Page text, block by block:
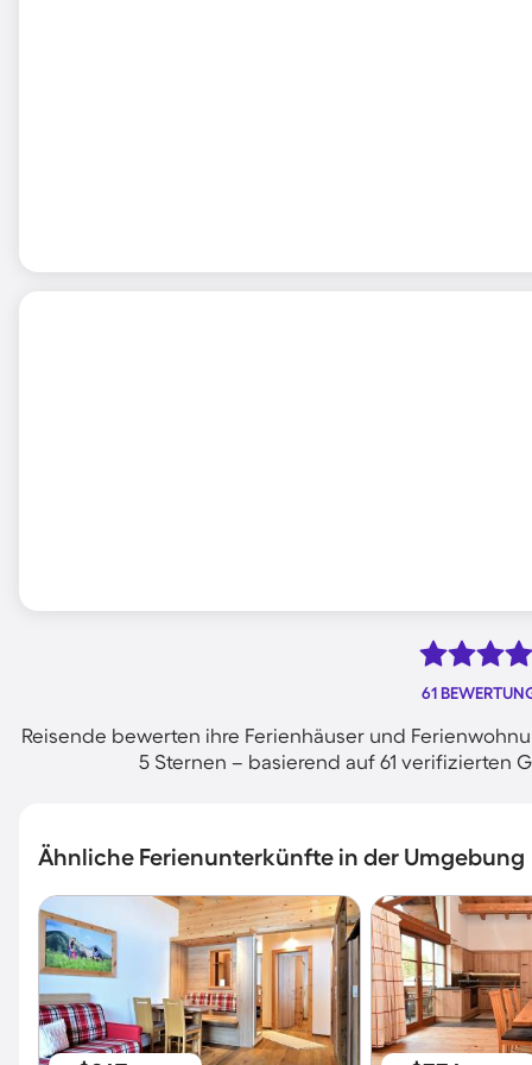
61
Reisende bewerten ihre Ferienhäuser und
5 Sternen – basierend auf 61 verifizierten
Ähnliche Ferienunterkünfte in der Umgebung